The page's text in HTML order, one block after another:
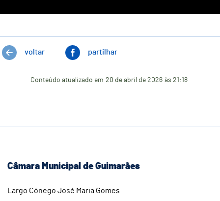
voltar partilhar
Conteúdo atualizado em 20 de abril de 2026 às 21:18
Câmara Municipal de Guimarães
Largo Cónego José Maria Gomes